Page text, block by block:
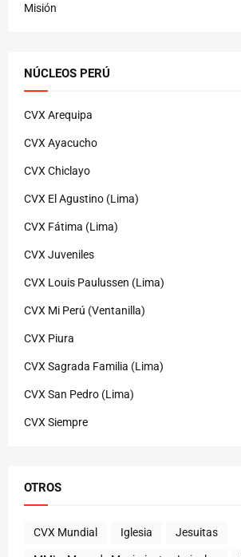
Misión
NÚCLEOS PERÚ
CVX Arequipa
CVX Ayacucho
CVX Chiclayo
CVX El Agustino (Lima)
CVX Fátima (Lima)
CVX Juveniles
CVX Louis Paulussen (Lima)
CVX Mi Perú (Ventanilla)
CVX Piura
CVX Sagrada Familia (Lima)
CVX San Pedro (Lima)
CVX Siempre
OTROS
CVX Mundial Iglesia Jesuitas